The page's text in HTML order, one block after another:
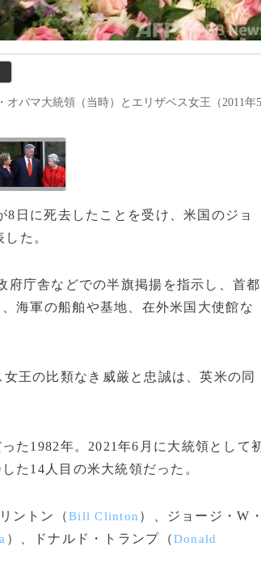
バマ大統領（当時）とエリザベス女王（2011年5
8日に死去したことを受け、米国のジョ
た。
府庁舎などでの半旗掲揚を指示し、首都
海軍の船舶や基地、在外米国大使館な
王の比類なき威厳と忠誠は、英米の同
た1982年。2021年6月に大統領として
た14人目の米大統領だった。
ントン（Bill Clinton ）、ジョージ・W
）、ドナルド・トランプ（Donald